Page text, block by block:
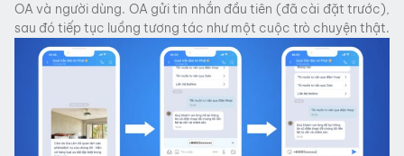
OA và người dùng. OA gửi tin nhắn đầu tiên (đã cài đặt trước),
sau đó tiếp tục luồng tương tác như một cuộc trò chuyện thật.